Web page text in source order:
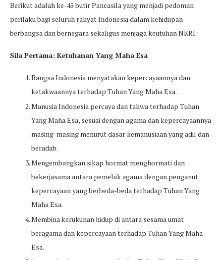
Berikut adalah ke-45 butir Pancasila yang menjadi pedoman
perilaku bagi seluruh rakyat Indonesia dalam kehidupan
berbangsa dan bernegara sekaligus menjaga keutuhan NKRI :
Sila Pertama: Ketuhanan Yang Maha Esa
Bangsa Indonesia menyatakan kepercayaannya dan
ketakwaannya terhadap Tuhan Yang Maha Esa.
Manusia Indonesia percaya dan takwa terhadap Tuhan
Yang Maha Esa, sesuai dengan agama dan kepercayaannya
masing-masing menurut dasar kemanusiaan yang adil dan
beradab.
Mengembangkan sikap hormat menghormati dan
bekerjasama antara pemeluk agama dengan penganut
kepercayaan yang berbeda-beda terhadap Tuhan Yang
Maha Esa.
Membina kerukunan hidup di antara sesama umat
beragama dan kepercayaan terhadap Tuhan Yang Maha
Esa.